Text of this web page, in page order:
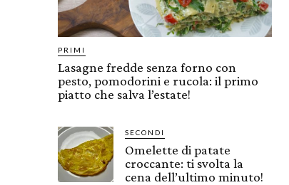
PRIMI
Lasagne fredde senza forno con
pesto, pomodorini e rucola: il primo
piatto che salva l’estate!
SECONDI
Omelette di patate
croccante: ti svolta la
cena dell’ultimo minuto!